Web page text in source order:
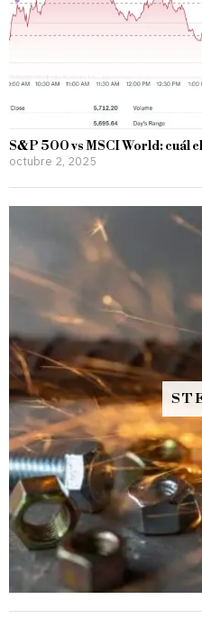
S&P 500 vs MSCI World: cuál
octubre 2, 2025